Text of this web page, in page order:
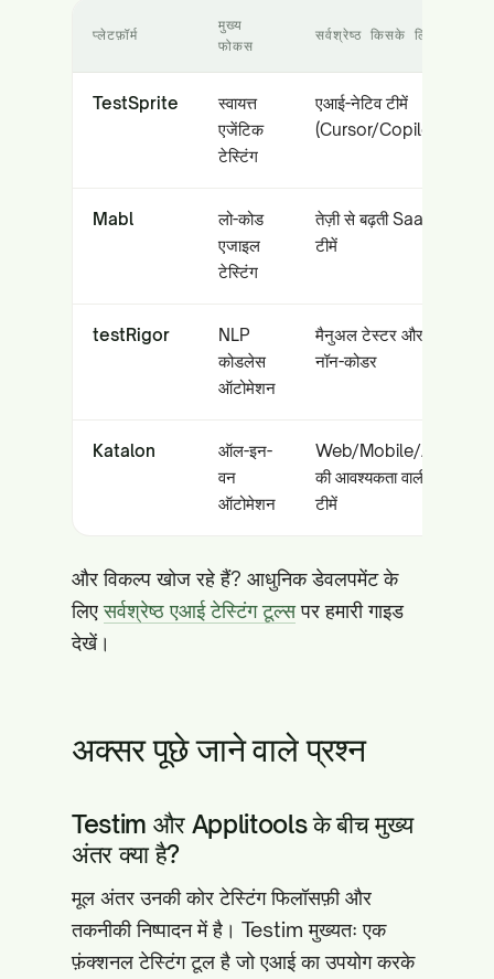
प्लेटफ़ॉर्म
मुख्य
फोकस
सर्वश्रेष्ठ किसके लिए
TestSprite
स्वायत्त
एजेंटिक
टेस्टिंग
एआई-नेटिव टीमें
(Cursor/Copilot)
Mabl
लो-कोड
एजाइल
टेस्टिंग
तेज़ी से बढ़ती SaaS
टीमें
testRigor
NLP
कोडलेस
ऑटोमेशन
मैनुअल टेस्टर और
नॉन-कोडर
Katalon
ऑल-इन-
वन
ऑटोमेशन
Web/Mobile/API
की आवश्यकता वाली
टीमें
और विकल्प खोज रहे हैं? आधुनिक डेवलपमेंट के
लिएसर्वश्रेष्ठ एआई टेस्टिंग टूल्सपर हमारी गाइड
देखें।
अक्सर पूछे जाने वाले प्रश्न
Testim और Applitools के बीच मुख्य
अंतर क्या है?
मूल अंतर उनकी कोर टेस्टिंग फिलॉसफ़ी और
तकनीकी निष्पादन में है। Testim मुख्यतः एक
फ़ंक्शनल टेस्टिंग टूल है जो एआई का उपयोग करके